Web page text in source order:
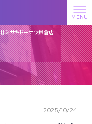
］ミサキドーナツ鎌倉店
2025/10/24